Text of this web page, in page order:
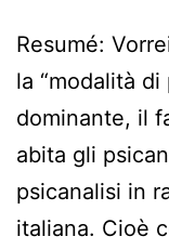
Resumé:
la “modalità
dominante, il
abita gli
psicanalisi in
italiana. Cioè